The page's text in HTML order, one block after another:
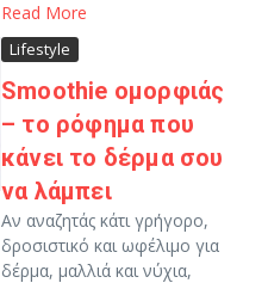
Read More
Lifestyle
Smoothie ομορφιάς
– το ρόφημα που
κάνει το δέρμα σου
να λάμπει
Aν αναζητάς κάτι γρήγορο,
δροσιστικό και ωφέλιμο για
δέρμα, μαλλιά και νύχια,